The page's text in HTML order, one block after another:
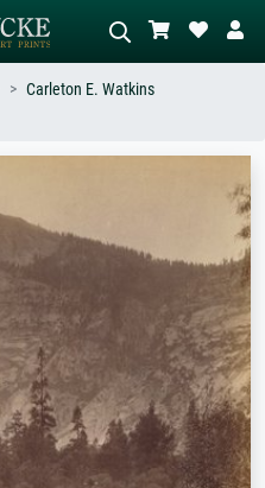
Wiese, Abstrakt mit viel Rot, Dunkles
Ölgemälde, Stehender Akt neben einem
Baum.
Carleton E. Watkins